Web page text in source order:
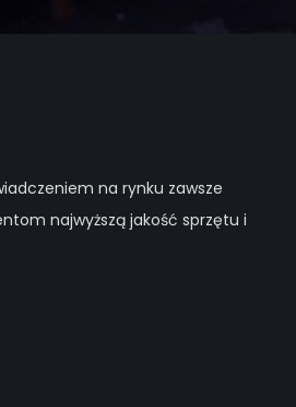
na rynku zawsze
najwyższą jakość sprzętu i